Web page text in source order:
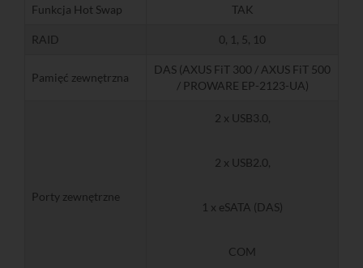
Funkcja Hot Swap TAK
RAID 0, 1, 5, 10
Pamięć zewnętrzna
DAS (AXUS FiT 300 / AXUS FiT 500
/ PROWARE EP-2123-UA)
Porty zewnętrzne
2 x USB3.0,
2 x USB2.0,
1 x eSATA (DAS)
COM